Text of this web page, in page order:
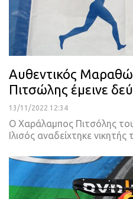
Αυθεντικός
Πιτσώλης έμεινε
13/11/2022 12:34
Ο Χαράλαμπος Πιτσόλης
Ιλισός αναδείχτηκε